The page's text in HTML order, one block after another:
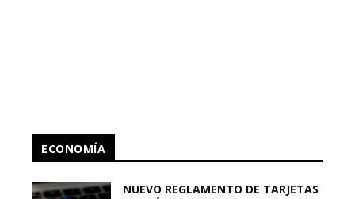
ECONOMÍA
NUEVO REGLAMENTO DE TARJETAS